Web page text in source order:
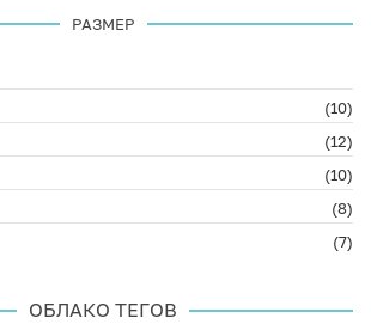
РАЗМЕР
(10)
(12)
(10)
(8)
(7)
ОБЛАКО ТЕГОВ